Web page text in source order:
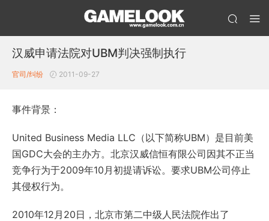
汉威申请法院对UBM判决强制执行
官司/纠纷 2011-09-27
事件背景：
United Business Media LLC（以下简称UBM）是目前美
国GDC大会的主办方。北京汉威信恒有限公司因其不正当
竞争行为于2009年10月初提请诉讼。要求UBM公司停止
其侵权行为。
2010年12月20日，北京市第二中级人民法院作出了